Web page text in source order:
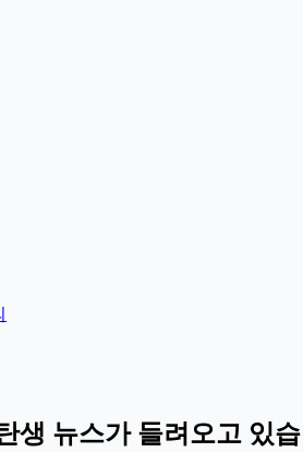
생 뉴스가 들려오고 있